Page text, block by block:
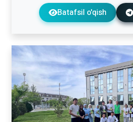
Batafsil o'qish